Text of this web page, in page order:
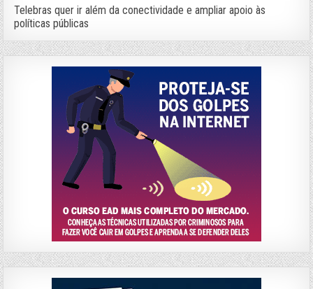
Telebras quer ir além da conectividade e ampliar apoio às
políticas públicas